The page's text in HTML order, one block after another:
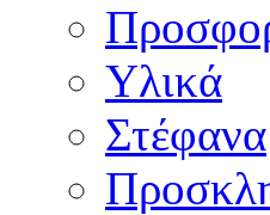
Υλικά
Στέφανα